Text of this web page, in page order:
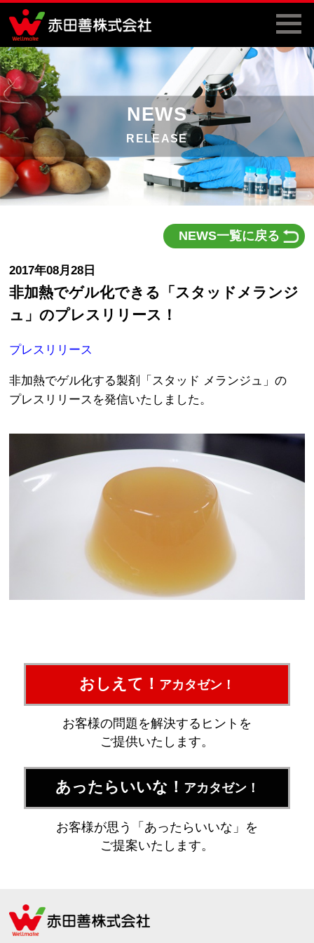
NEWS
RELEASE
NEWS一覧に戻る
2017年08月28日
非加熱でゲル化できる「スタッドメランジ
ュ」のプレスリリース！
プレスリリース
非加熱でゲル化する製剤「スタッド メランジュ」の
プレスリリースを発信いたしました。
おしえて！ アカタゼン！
お客様の問題を解決するヒントを
ご提供いたします。
あったらいいな！ アカタゼン！
お客様が思う「あったらいいな」を
ご提案いたします。